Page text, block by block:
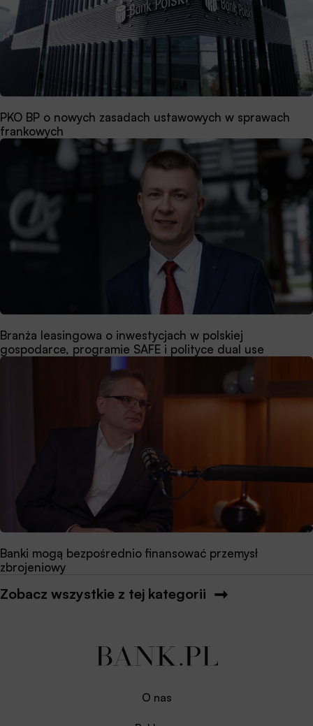
PKO BP o nowych zasadach ustawowych w sprawach
frankowych
Branża leasingowa o inwestycjach w polskiej
gospodarce, programie SAFE i polityce dual use
Banki mogą bezpośrednio finansować przemysł
zbrojeniowy
Zobacz wszystkie z tej kategorii
O nas